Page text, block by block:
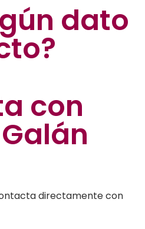
dato
con
directamente con